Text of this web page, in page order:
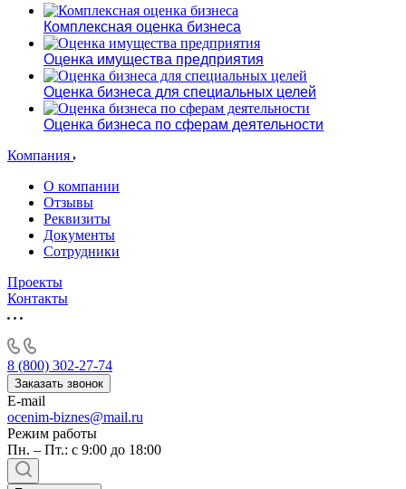
Комплексная оценка бизнеса
Оценка имущества предприятия
Оценка бизнеса для специальных целей
Оценка бизнеса по сферам деятельности
Компания
О компании
Отзывы
Реквизиты
Документы
Сотрудники
Проекты
Контакты
8 (800) 302-27-74
Заказать звонок
E-mail
ocenim-biznes@mail.ru
Режим работы
Пн. – Пт.: с 9:00 до 18:00